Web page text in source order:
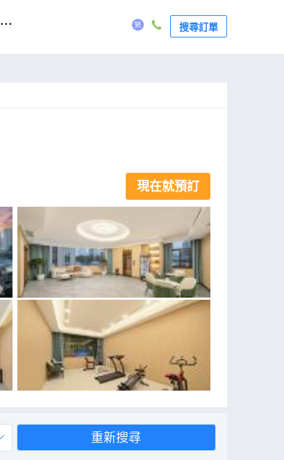
... 搜尋訂單
現在就預訂
重新搜尋